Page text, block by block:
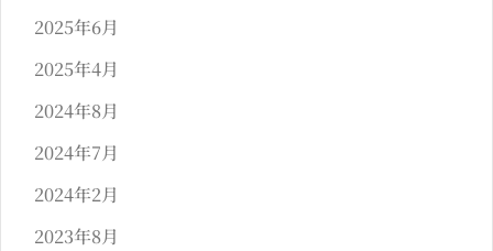
2025年6月
2025年4月
2024年8月
2024年7月
2024年2月
2023年8月